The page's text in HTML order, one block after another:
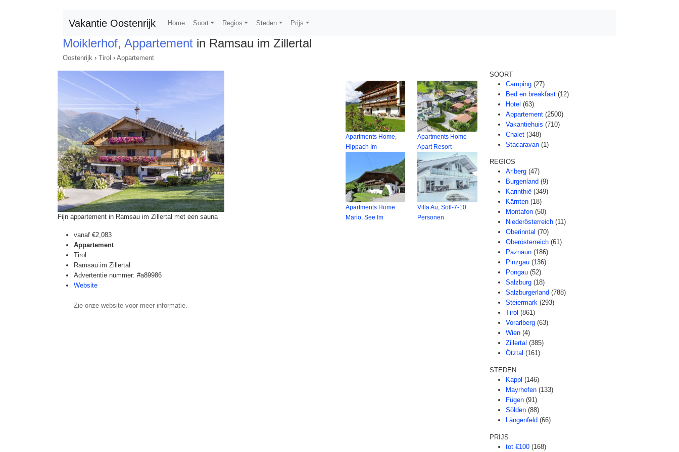
Vakantie Oostenrijk Home Soort Regios Steden Prijs
Moiklerhof, Appartement in Ramsau im Zillertal
Oostenrijk › Tirol › Appartement
Fijn appartement in Ramsau im Zillertal met een sauna
vanaf €2,083
Appartement
Tirol
Ramsau im Zillertal
Advertentie nummer: #a89986
Website
Zie onze website voor meer informatie.
Apartments Home,
Hippach Im
Apartments Home
Apart Resort
Apartments Home
Mario, See Im
Villa Au, Söll-7-10
Personen
SOORT
Camping (27)
Bed en breakfast (12)
Hotel (63)
Appartement (2500)
Vakantiehuis (710)
Chalet (348)
Stacaravan (1)
REGIOS
Arlberg (47)
Burgenland (9)
Karinthië (349)
Kärnten (18)
Montafon (50)
Niederösterreich (11)
Oberinntal (70)
Oberösterreich (61)
Paznaun (186)
Pinzgau (136)
Pongau (52)
Salzburg (18)
Salzburgerland (788)
Steiermark (293)
Tirol (861)
Vorarlberg (63)
Wien (4)
Zillertal (385)
Ötztal (161)
STEDEN
Kappl (146)
Mayrhofen (133)
Fügen (91)
Sölden (88)
Längenfeld (66)
PRIJS
tot €100 (168)